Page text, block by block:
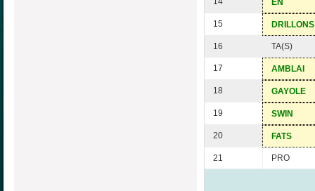
EN
15 DRILLONS
16 TA(S)
17 AMBLAI
18 GAYOLE
19 SWIN
20 FATS
21 PRO